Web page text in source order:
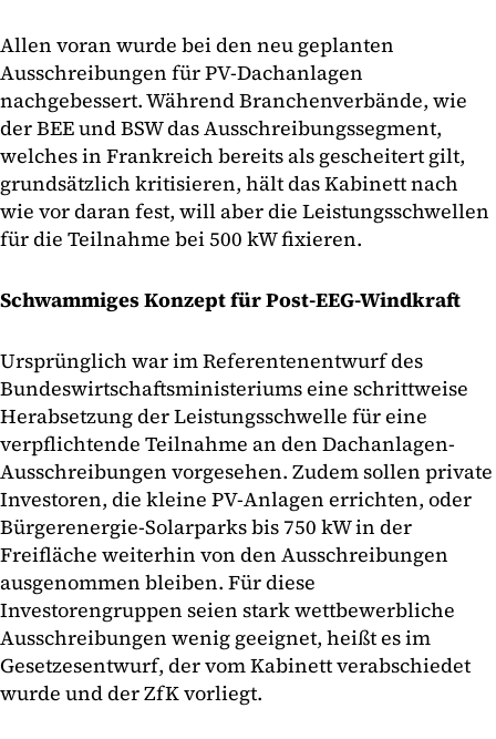
Allen voran wurde bei den neu geplanten
Ausschreibungen für PV-Dachanlagen
nachgebessert. Während Branchenverbände, wie
der BEE und BSW das Ausschreibungssegment,
welches in Frankreich bereits als gescheitert gilt,
grundsätzlich kritisieren, hält das Kabinett nach
wie vor daran fest, will aber die Leistungsschwellen
für die Teilnahme bei 500 kW fixieren.
Schwammiges Konzept für Post-EEG-Windkraft
Ursprünglich war im Referentenentwurf des
Bundeswirtschaftsministeriums eine schrittweise
Herabsetzung der Leistungsschwelle für eine
verpflichtende Teilnahme an den Dachanlagen-
Ausschreibungen vorgesehen. Zudem sollen private
Investoren, die kleine PV-Anlagen errichten, oder
Bürgerenergie-Solarparks bis 750 kW in der
Freifläche weiterhin von den Ausschreibungen
ausgenommen bleiben. Für diese
Investorengruppen seien stark wettbewerbliche
Ausschreibungen wenig geeignet, heißt es im
Gesetzesentwurf, der vom Kabinett verabschiedet
wurde und der ZfK vorliegt.